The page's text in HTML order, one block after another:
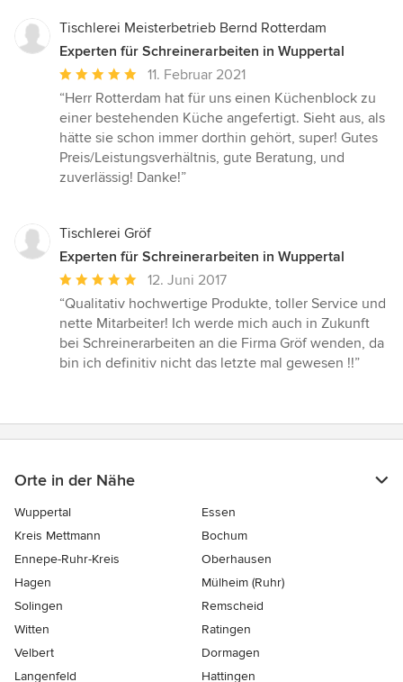
Tischlerei Meisterbetrieb Bernd Rotterdam
Experten für Schreinerarbeiten in Wuppertal
Durchschnittliche
Bewertung:
5
von
5
Sternen
11. Februar 2021
“Herr Rotterdam hat für uns einen Küchenblock zu
einer bestehenden Küche angefertigt. Sieht aus, als
hätte sie schon immer dorthin gehört, super! Gutes
Preis/Leistungsverhältnis, gute Beratung, und
zuverlässig! Danke!”
Tischlerei Gröf
Experten für Schreinerarbeiten in Wuppertal
Durchschnittliche
Bewertung:
5
von
5
12. Juni 2017
“Qualitativ hochwertige Produkte, toller Service und
nette Mitarbeiter! Ich werde mich auch in Zukunft
bei Schreinerarbeiten an die Firma Gröf wenden, da
bin ich definitiv nicht das letzte mal gewesen !!”
Orte in der Nähe
Wuppertal
Essen
Kreis Mettmann
Bochum
Ennepe-Ruhr-Kreis
Oberhausen
Hagen
Mülheim (Ruhr)
Solingen
Remscheid
Witten
Ratingen
Velbert
Dormagen
Langenfeld
Hattingen